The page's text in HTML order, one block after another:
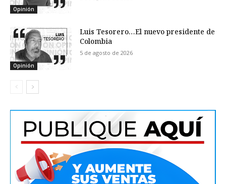
Opinión
Opinión
Luis Tesorero…El nuevo presidente de
Colombia
5 de agosto de 2026